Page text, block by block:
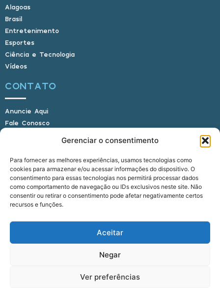
Gerenciar o consentimento
Para fornecer as melhores experiências, usamos tecnologias como
cookies para armazenar e/ou acessar informações do dispositivo. O
consentimento para essas tecnologias nos permitirá processar dados
como comportamento de navegação ou IDs exclusivos neste site. Não
consentir ou retirar o consentimento pode afetar negativamente certos
recursos e funções.
Aceitar
Negar
Ver preferências
Alagoas
Brasil
Entretenimento
Esportes
Ciência e Tecnologia
Vídeos
CONTATO
Anuncie Aqui
Fale Conosco
E-mail: alagoasbrasilnoticias@gmail.com
Telefone: (82) 9 9691-0391 (Whatsapp)
Responsável Técnico: Crysthyan Carlos
Rua do Sau - Centro - Anadia - AL - CEP:
© 2022 - 2026 Alagoas Brasil Notícias. Todos os
direitos reservados.
fiveagência